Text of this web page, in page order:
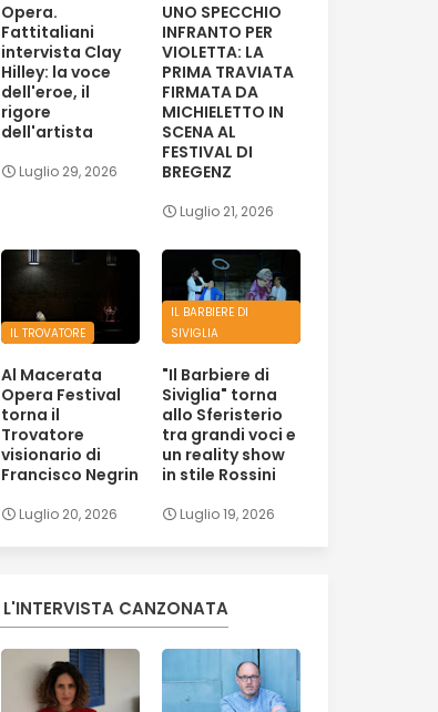
Opera.
Fattitaliani
intervista Clay
Hilley: la voce
dell'eroe, il
rigore
dell'artista
Luglio 29, 2026
UNO SPECCHIO
INFRANTO PER
VIOLETTA: LA
PRIMA TRAVIATA
FIRMATA DA
MICHIELETTO IN
SCENA AL
FESTIVAL DI
BREGENZ
Luglio 21, 2026
IL TROVATORE
Al Macerata
Opera Festival
torna il
Trovatore
visionario di
Francisco Negrin
Luglio 20, 2026
IL BARBIERE DI
SIVIGLIA
"Il Barbiere di
Siviglia" torna
allo Sferisterio
tra grandi voci e
un reality show
in stile Rossini
Luglio 19, 2026
L'INTERVISTA CANZONATA